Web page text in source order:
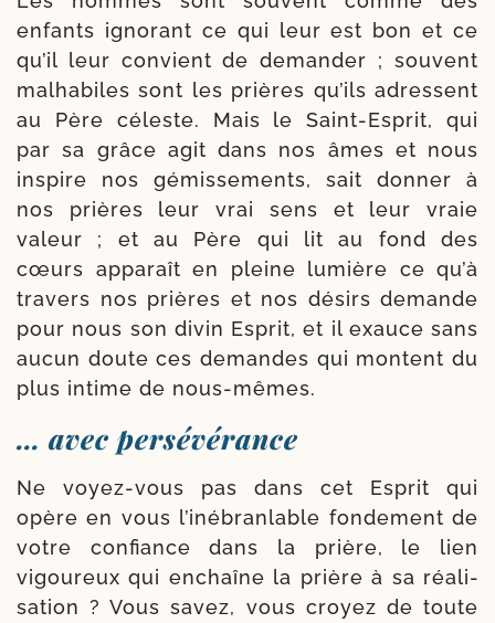
enfants igno­rant ce qui leur est bon et ce
qu’il leur convient de deman­der ; sou­vent
mal­ha­biles sont les prières qu’ils adressent
au Père céleste. Mais le Saint-​Esprit, qui
par sa grâce agit dans nos âmes et nous
ins­pire nos gémis­se­ments, sait don­ner à
nos prières leur vrai sens et leur vraie
valeur ; et au Père qui lit au fond des
cœurs appa­raît en pleine lumière ce qu’à
tra­vers nos prières et nos dési­rs demande
pour nous son divin Esprit, et il exauce sans
aucun doute ces demandes qui montent du
plus intime de nous-mêmes.
… avec persévérance
Ne voyez-​vous pas dans cet Esprit qui
opère en vous l’i­né­bran­lable fon­de­ment de
votre confiance dans la prière, le lien
vigou­reux qui enchaîne la prière à sa réa­li­
sa­tion ? Vous savez, vous croyez de toute